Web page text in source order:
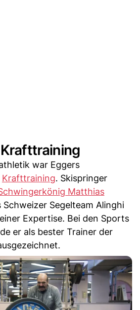
war Eggers
Krafttraining. Skispringer
Matthias
Schweizer Segelteam Alinghi
Expertise. Bei den Sports
er als bester Trainer der